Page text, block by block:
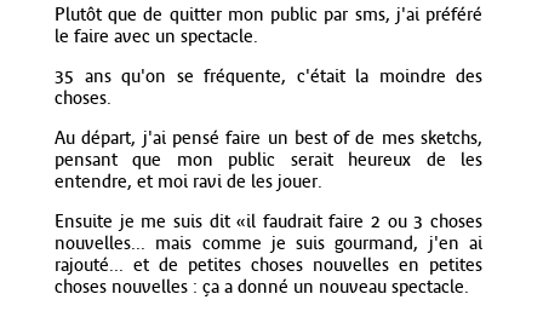
Plutôt que de quitter mon public par sms, j'ai préféré
le faire avec un spectacle.
35 ans qu'on se fréquente, c'était la moindre des
choses.
Au départ, j'ai pensé faire un best of de mes sketchs,
pensant que mon public serait heureux de les
entendre, et moi ravi de les jouer.
Ensuite je me suis dit «il faudrait faire 2 ou 3 choses
nouvelles... mais comme je suis gourmand, j'en ai
rajouté... et de petites choses nouvelles en petites
choses nouvelles : ça a donné un nouveau spectacle.